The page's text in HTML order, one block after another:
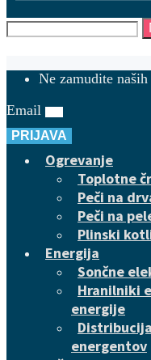
Ne zamudite
Email
PRIJAVA
Ogrevanje
Toplotne
Peči na
Peči na
Plinski
Energija
Sončne
Hranilniki
energije
energentov